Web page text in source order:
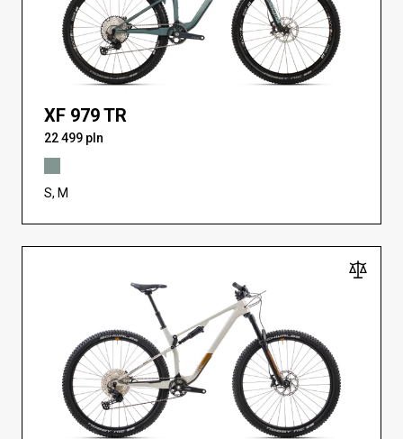
XF 979 TR
22 499 pln
S, M